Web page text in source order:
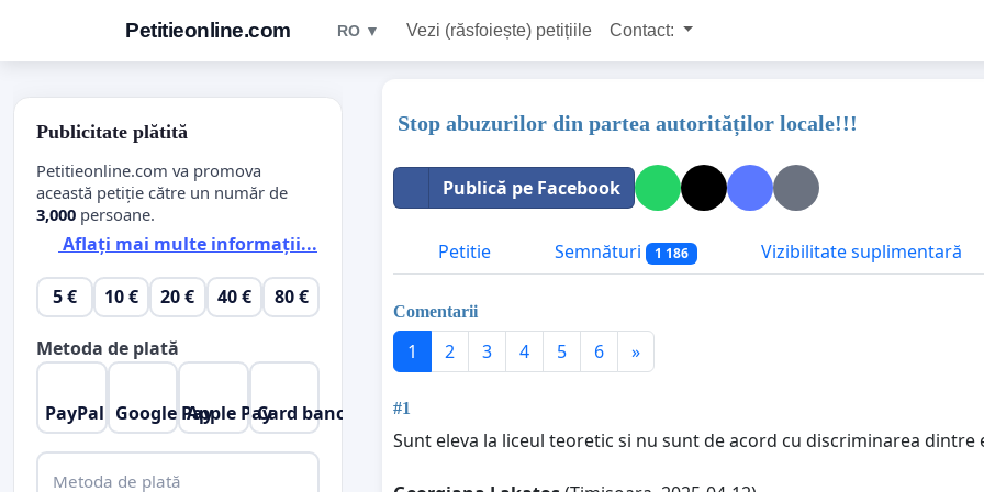
Petitieonline.com RO ▼ Vezi (răsfoiește) petițiile Contact:
Stop abuzurilor din partea autorităților locale!!!
Publică pe Facebook
Petitie Semnături 1 186 Vizibilitate suplimentară
Comentarii
1 2 3 4 5 6 »
#1
Sunt eleva la liceul teoretic si nu sunt de acord cu discriminarea dintre
Publicitate plătită
Petitieonline.com va promova
această petiție către un număr de
3,000 persoane.
Aflați mai multe informații...
5 € 10 € 20 € 40 € 80 €
Metoda de plată
PayPal Google PayApple PayCard bancar
Metoda de plată